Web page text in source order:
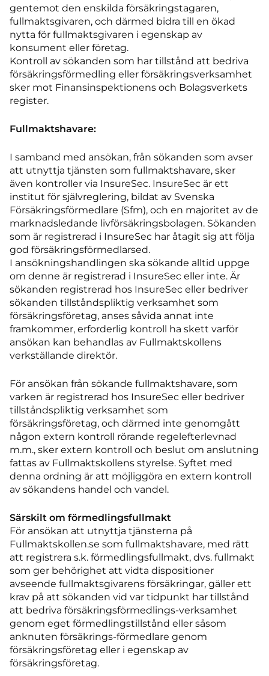
gentemot den enskilda försäkringstagaren,
fullmaktsgivaren, och därmed bidra till en ökad
nytta för fullmaktsgivaren i egenskap av
konsument eller företag.
Kontroll av sökanden som har tillstånd att bedriva
försäkringsförmedling eller försäkringsverksamhet
sker mot Finansinspektionens och Bolagsverkets
register.
Fullmaktshavare:
I samband med ansökan, från sökanden som avser
att utnyttja tjänsten som fullmaktshavare, sker
även kontroller via InsureSec. InsureSec är ett
institut för självreglering, bildat av Svenska
Försäkringsförmedlare (Sfm), och en majoritet av de
marknadsledande livförsäkringsbolagen. Sökanden
som är registrerad i InsureSec har åtagit sig att följa
god försäkringsförmedlarsed.
I ansökningshandlingen ska sökande alltid uppge
om denne är registrerad i InsureSec eller inte. Är
sökanden registrerad hos InsureSec eller bedriver
sökanden tillståndspliktig verksamhet som
försäkringsföretag, anses såvida annat inte
framkommer, erforderlig kontroll ha skett varför
ansökan kan behandlas av Fullmaktskollens
verkställande direktör.
För ansökan från sökande fullmaktshavare, som
varken är registrerad hos InsureSec eller bedriver
tillståndspliktig verksamhet som
försäkringsföretag, och därmed inte genomgått
någon extern kontroll rörande regelefterlevnad
m.m., sker extern kontroll och beslut om anslutning
fattas av Fullmaktskollens styrelse. Syftet med
denna ordning är att möjliggöra en extern kontroll
av sökandens handel och vandel.
Särskilt om förmedlingsfullmakt
För ansökan att utnyttja tjänsterna på
Fullmaktskollen.se som fullmaktshavare, med rätt
att registrera s.k. förmedlingsfullmakt, dvs. fullmakt
som ger behörighet att vidta dispositioner
avseende fullmaktsgivarens försäkringar, gäller ett
krav på att sökanden vid var tidpunkt har tillstånd
att bedriva försäkringsförmedlings-verksamhet
genom eget förmedlingstillstånd eller såsom
anknuten försäkrings-förmedlare genom
försäkringsföretag eller i egenskap av
försäkringsföretag.